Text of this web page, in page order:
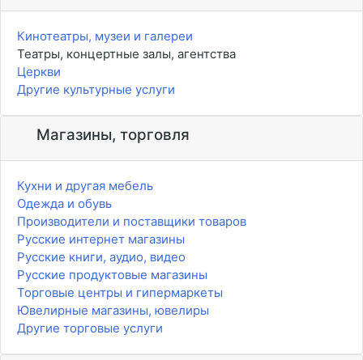
Кинотеатры, музеи и галереи
Театры, концертные залы, агентства
Церкви
Другие культурные услуги
Магазины, торговля
Кухни и другая мебель
Одежда и обувь
Производители и поставщики товаров
Русские интернет магазины
Русские книги, аудио, видео
Русские продуктовые магазины
Торговые центры и гипермаркеты
Ювелирные магазины, ювелиры
Другие торговые услуги